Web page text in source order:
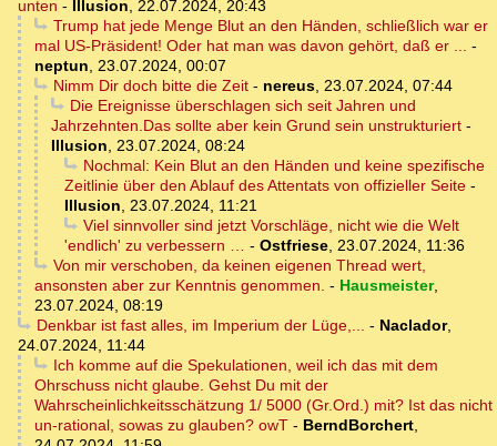
unten - Illusion, 22.07.2024, 20:43
Trump hat jede Menge Blut an den Händen, schließlich war er
mal US-Präsident! Oder hat man was davon gehört, daß er ... -
neptun, 23.07.2024, 00:07
Nimm Dir doch bitte die Zeit- nereus, 23.07.2024, 07:44
Die Ereignisse überschlagen sich seit Jahren und
Jahrzehnten.Das sollte aber kein Grund sein unstrukturiert -
Illusion, 23.07.2024, 08:24
Nochmal: Kein Blut an den Händen und keine spezifische
Zeitlinie über den Ablauf des Attentats von offizieller Seite -
Illusion, 23.07.2024, 11:21
Viel sinnvoller sind jetzt Vorschläge, nicht wie die Welt
'endlich' zu verbessern … - Ostfriese, 23.07.2024, 11:36
Von mir verschoben, da keinen eigenen Thread wert,
ansonsten aber zur Kenntnis genommen. - Hausmeister,
23.07.2024, 08:19
Denkbar ist fast alles, im Imperium der Lüge,... - Naclador,
24.07.2024, 11:44
Ich komme auf die Spekulationen, weil ich das mit dem
Ohrschuss nicht glaube. Gehst Du mit der
Wahrscheinlichkeitsschätzung 1/ 5000 (Gr.Ord.) mit? Ist das nicht
un-rational, sowas zu glauben? owT - BerndBorchert,